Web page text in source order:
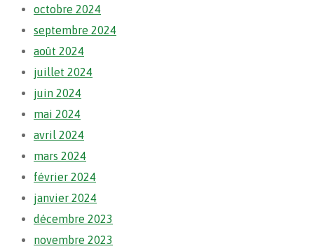
octobre 2024
septembre 2024
août 2024
juillet 2024
juin 2024
mai 2024
avril 2024
mars 2024
février 2024
janvier 2024
décembre 2023
novembre 2023